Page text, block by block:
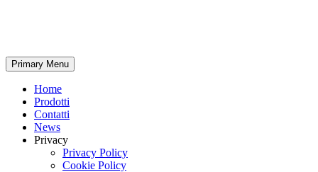
Primary Menu
Home
Prodotti
Contatti
News
Privacy
Privacy Policy
Cookie Policy